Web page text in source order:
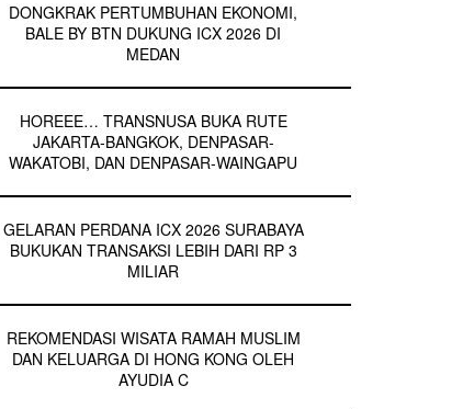
DONGKRAK PERTUMBUHAN EKONOMI,
BALE BY BTN DUKUNG ICX 2026 DI
MEDAN
HOREEE… TRANSNUSA BUKA RUTE
JAKARTA-BANGKOK, DENPASAR-
WAKATOBI, DAN DENPASAR-WAINGAPU
GELARAN PERDANA ICX 2026 SURABAYA
BUKUKAN TRANSAKSI LEBIH DARI RP 3
MILIAR
REKOMENDASI WISATA RAMAH MUSLIM
DAN KELUARGA DI HONG KONG OLEH
AYUDIA C